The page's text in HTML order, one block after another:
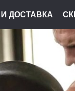
ДОСТАВКА